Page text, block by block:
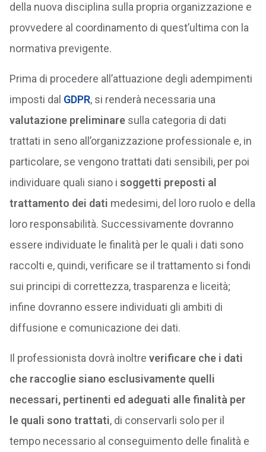
della nuova disciplina sulla propria organizzazione e
provvedere al coordinamento di quest’ultima con la
normativa previgente.
Prima di procedere all’attuazione degli adempimenti
imposti dal GDPR, si renderà necessaria una
valutazione preliminaresulla categoria di dati
trattati in seno all’organizzazione professionale e, in
particolare, se vengono trattati dati sensibili, per poi
individuare quali siano i soggetti preposti al
trattamento dei dati medesimi, del loro ruolo e della
loro responsabilità. Successivamente dovranno
essere individuate le finalità per le quali i dati sono
raccolti e, quindi, verificare se il trattamento si fondi
sui principi di correttezza, trasparenza e liceità;
infine dovranno essere individuati gli ambiti di
diffusione e comunicazione dei dati.
Il professionista dovrà inoltre verificare che i dati
che raccoglie siano esclusivamente quelli
necessari, pertinenti ed adeguati alle finalità per
le quali sono trattati, di conservarli solo per il
tempo necessario al conseguimento delle finalità e